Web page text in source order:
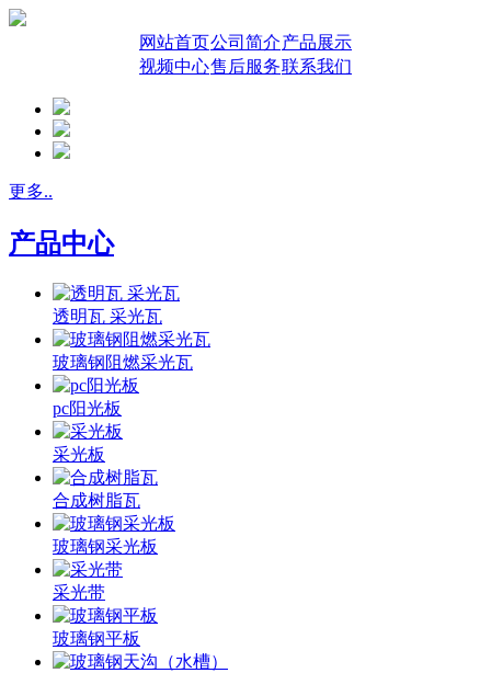
网站首页公司简介产品展示
视频中心售后服务联系我们
更多..
产品中心
透明瓦 采光瓦
玻璃钢阻燃采光瓦
pc阳光板
采光板
合成树脂瓦
玻璃钢采光板
采光带
玻璃钢平板